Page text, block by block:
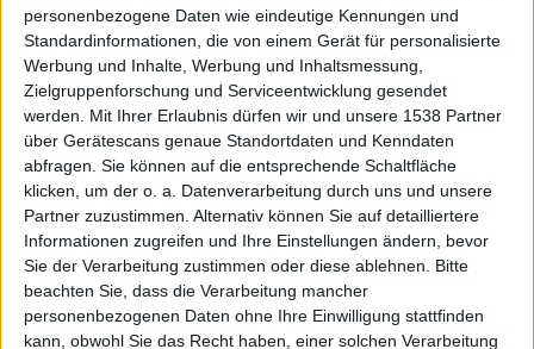
personenbezogene Daten wie eindeutige Kennungen und
Standardinformationen, die von einem Gerät für personalisierte
Werbung und Inhalte, Werbung und Inhaltsmessung,
Zielgruppenforschung und Serviceentwicklung gesendet
werden.
Mit Ihrer Erlaubnis dürfen wir und unsere 1538 Partner
über Gerätescans genaue Standortdaten und Kenndaten
abfragen. Sie können auf die entsprechende Schaltfläche
klicken, um der o. a. Datenverarbeitung durch uns und unsere
Partner zuzustimmen. Alternativ können Sie auf detailliertere
Informationen zugreifen und Ihre Einstellungen ändern, bevor
Sie der Verarbeitung zustimmen oder diese ablehnen.
Bitte
beachten Sie, dass die Verarbeitung mancher
personenbezogenen Daten ohne Ihre Einwilligung stattfinden
kann, obwohl Sie das Recht haben, einer solchen Verarbeitung
„Streets Of Fire“ – ein dynamischer Roadtrip
ohne Makel
Das Energielevel der Platte bleibt also konstant hoch,
schwächelnde Songs sucht man auf „Streets Of Fire“
vergeblich. Die Tracks zünden sofort, haben aber genug
Potenzial, sodass es auch nach mehreren Hördurchgängen
noch Neues zu entdecken gibt und begeistert somit auch
langfristig.
Die Kombination aus „Motorjupps“ gelungenen Songs